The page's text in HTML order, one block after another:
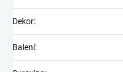
Dekor:
Balení: